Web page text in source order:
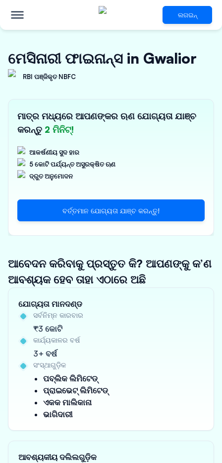
ଲଗଇନ୍
ମେସିନାରୀ ଫାଇନାନ୍ସ in Gwalior
RBI ପଞ୍ଜିକୃତ NBFC
ମାତ୍ର ମଧ୍ୟରେ ଆପଣଙ୍କର ଋଣ ଯୋଗ୍ୟତା ଯାଞ୍ଚ
କରନ୍ତୁ 2 ମିନିଟ୍!
ଆକର୍ଷଣୀୟ ସୁଦ ହାର
5 କୋଟି ପର୍ଯ୍ୟନ୍ତ ଅସୁରକ୍ଷିତ ଋଣ
ଦ୍ରୁତ ଅନୁମୋଦନ
ବର୍ତ୍ତମାନ ଯୋଗ୍ୟତା ଯାଞ୍ଚ କରନ୍ତୁ!
ଆବେଦନ କରିବାକୁ ପ୍ରସ୍ତୁତ କି? ଆପଣଙ୍କୁ କ’ଣ
ଆବଶ୍ୟକ ହେବ ତାହା ଏଠାରେ ଅଛି
ଯୋଗ୍ୟତା ମାନଦଣ୍ଡ
ସର୍ବନିମ୍ନ କାରବାର
₹3 କୋଟି
କାର୍ଯ୍ୟକାଳର ବର୍ଷ
3+ ବର୍ଷ
ସଂସ୍ଥାଗୁଡ଼ିକ
ପବ୍ଲିକ ଲିମିଟେଡ୍
ପ୍ରାଇଭେଟ୍ ଲିମିଟେଡ୍
ଏକକ ମାଲିକାନା
ଭାଗିଦାରୀ
ଆବଶ୍ୟକୀୟ ଦଲିଲଗୁଡ଼ିକ